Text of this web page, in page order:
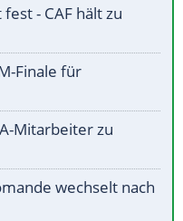
- CAF hält zu
Finale für
Mitarbeiter zu
wechselt nach